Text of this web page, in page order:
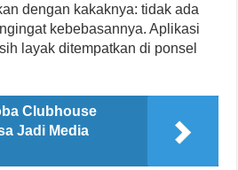
dengan kakaknya: tidak ada
kebebasannya. Aplikasi
layak ditempatkan di ponsel
Clubhouse
Jadi Media